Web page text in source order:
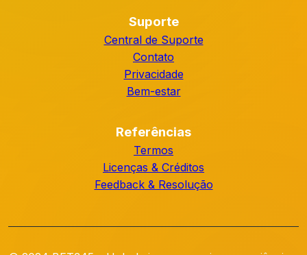
Suporte
Central de Suporte
Contato
Privacidade
Bem-estar
Referências
Termos
Licenças & Créditos
Feedback & Resolução